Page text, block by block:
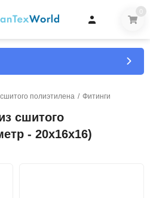
0
полиэтилена / Фитинги
сшитого
- 20х16х16)